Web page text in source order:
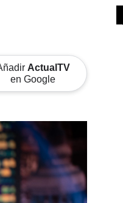
ActualTV
en Google